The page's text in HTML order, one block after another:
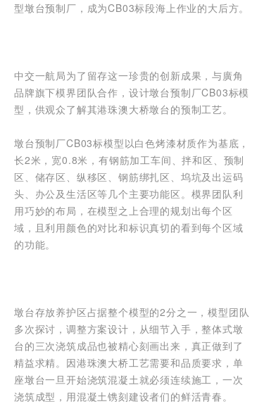
型墩台预制厂，成为CB03标段海上作业的大后方。
中交一航局为了留存这一珍贵的创新成果，与廣角
品牌旗下模界团队合作，设计墩台预制厂CB03标模
型，供观众了解其港珠澳大桥墩台的预制工艺。
墩台预制厂CB03标模型以白色烤漆材质作为基底，
长2米，宽0.8米，有钢筋加工车间、拌和区、预制
区、储存区、纵移区、钢筋绑扎区、坞坑及出运码
头、办公及生活区等几个主要功能区。模界团队利
用巧妙的布局，在模型之上合理的规划出每个区
域，且利用颜色的对比和标识真切的看到每个区域
的功能。
墩台存放养护区占据整个模型的2分之一，模型团队
多次探讨，调整方案设计，从细节入手，整体式墩
台的三次浇筑成品也被精心刻画出来，真正做到了
精益求精。因港珠澳大桥工艺需要和品质要求，单
座墩台一旦开始浇筑混凝土就必须连续施工，一次
浇筑成型，用混凝土镌刻建设者们的鲜活青春。